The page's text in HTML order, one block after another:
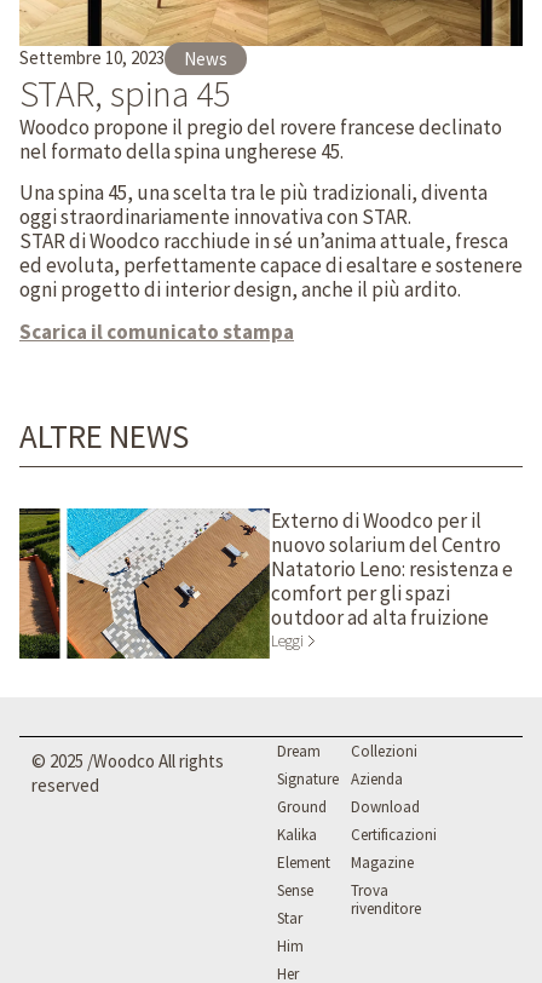
Settembre 10, 2023 News
STAR, spina 45
Woodco propone il pregio del rovere francese declinato
nel formato della spina ungherese 45.
Una spina 45, una scelta tra le più tradizionali, diventa
oggi straordinariamente innovativa con STAR.
STAR di Woodco racchiude in sé un’anima attuale, fresca
ed evoluta, perfettamente capace di esaltare e sostenere
ogni progetto di interior design, anche il più ardito.
Scarica il comunicato stampa
ALTRE NEWS
Externo di Woodco per il
nuovo solarium del Centro
Natatorio Leno: resistenza e
comfort per gli spazi
outdoor ad alta fruizione
Leggi
© 2025 /Woodco All rights
reserved
Dream
Signature
Ground
Kalika
Element
Sense
Star
Him
Her
Collezioni
Azienda
Download
Certificazioni
Magazine
Trova
rivenditore